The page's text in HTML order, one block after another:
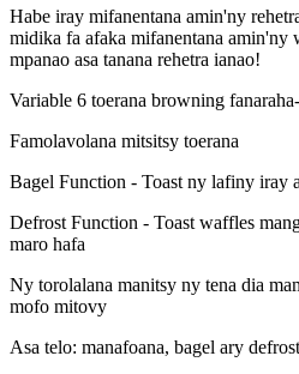
Habe iray mifanentana amin'ny
midika fa afaka mifanentana amin'ny
mpanao asa tanana rehetra ianao!
Variable 6 toerana browning
Famolavolana mitsitsy toerana
Bagel Function - Toast ny lafiny iray
Defrost Function - Toast waffles
maro hafa
Ny torolalana manitsy ny tena dia
mofo mitovy
Asa telo: manafoana, bagel ary defrost